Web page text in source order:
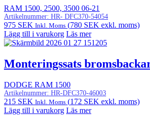
RAM 1500, 2500, 3500 06-21
Artikelnummer: HR- DFC370-54054
975 SEK Inkl. Moms (780 SEK exkl. moms)
Lägg till i varukorg Läs mer
Monteringssats
DODGE RAM 1500
Artikelnummer: HR-DFC370-46003
215 SEK Inkl. Moms (172 SEK exkl. moms)
Lägg till i varukorg Läs mer